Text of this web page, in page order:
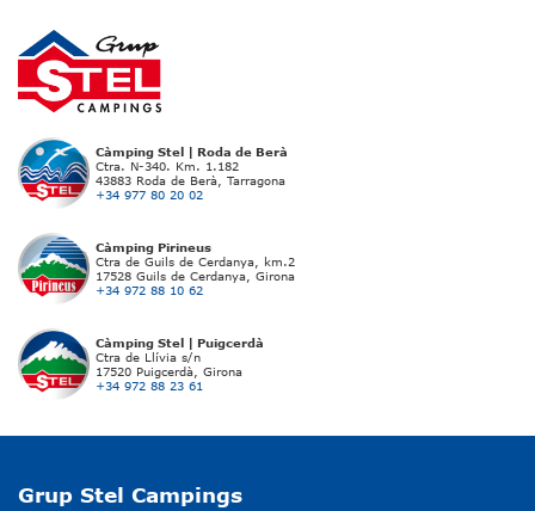
Càmping Stel | Roda de Berà
Ctra. N-340. Km. 1.182
43883 Roda de Berà, Tarragona
+34 977 80 20 02
Càmping Pirineus
Ctra de Guils de Cerdanya, km.2
17528 Guils de Cerdanya, Girona
+34 972 88 10 62
Càmping Stel | Puigcerdà
Ctra de Llívia s/n
17520 Puigcerdà, Girona
+34 972 88 23 61
Grup Stel Campings